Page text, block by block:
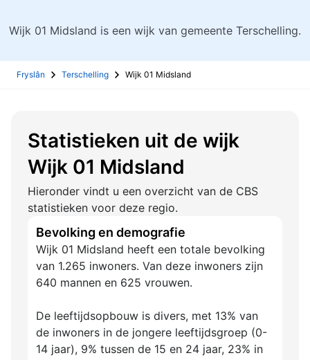
Wijk 01 Midsland is een wijk van gemeente Terschelling.
Fryslân Terschelling Wijk 01 Midsland
Statistieken uit de wijk
Wijk 01 Midsland
Hieronder vindt u een overzicht van de CBS
statistieken voor deze regio.
Bevolking en demografie
Wijk 01 Midsland heeft een totale bevolking
van 1.265 inwoners. Van deze inwoners zijn
640 mannen en 625 vrouwen.
De leeftijdsopbouw is divers, met 13% van
de inwoners in de jongere leeftijdsgroep (0-
14 jaar), 9% tussen de 15 en 24 jaar, 23% in